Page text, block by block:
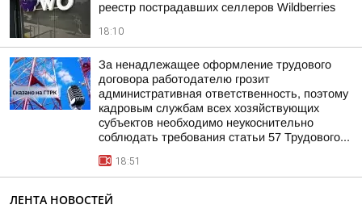
реестр пострадавших селлеров Wildberries
18:10
За ненадлежащее оформление трудового
договора работодателю грозит
административная ответственность, поэтому
кадровым службам всех хозяйствующих
субъектов необходимо неукоснительно
соблюдать требования статьи 57 Трудового...
18:51
ЛЕНТА НОВОСТЕЙ